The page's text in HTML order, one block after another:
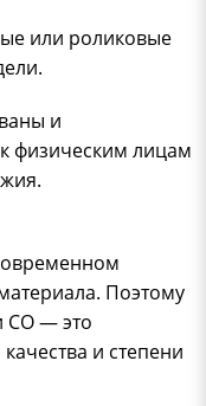
или роликовые
и
физическим лицам
Поэтому
СО — это
и степени